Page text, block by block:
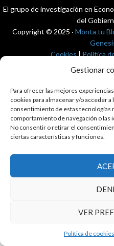
Gestionar
Para ofrecer las mejores
cookies para almacenar y/o acceder
consentimiento de estas tecnologías
comportamiento de navegación o
No consentir o retirar el
ciertas características y funciones.
VER
Política de cookies
El grupo de investigación en
del
Copyright © 2025 · Monta tu
Cookies|Política
Tema para